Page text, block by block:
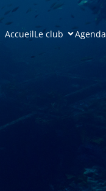
AccueilLe club Agenda